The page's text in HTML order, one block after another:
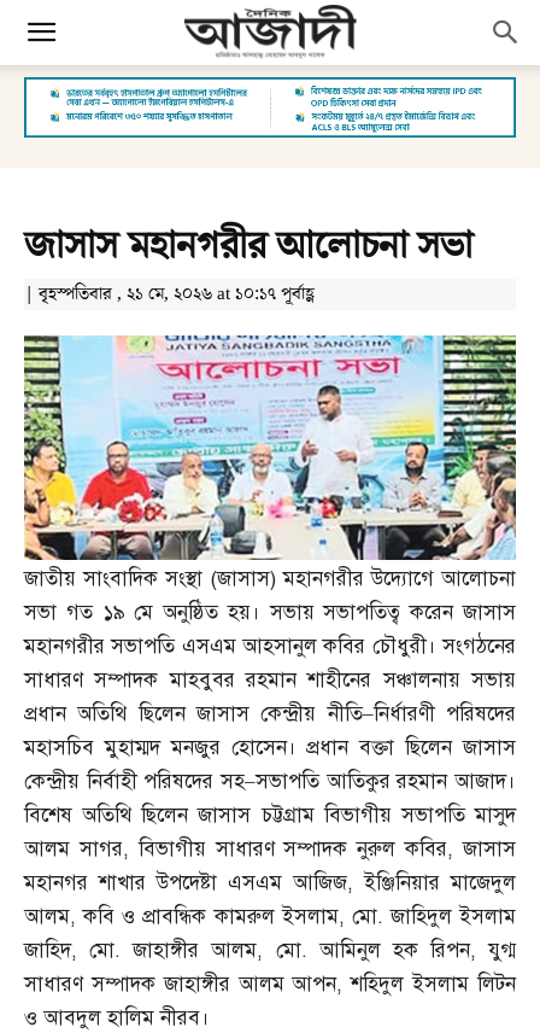
জাসাস মহানগরীর আলোচনা সভা
| বৃহস্পতিবার , ২১ মে, ২০২৬ at ১০:১৭ পূর্বাহ্ণ
জাতীয় সাংবাদিক সংস্থা (জাসাস)মহানগরীর উদ্যোগে আলোচনা
সভা গত ১৯ মে অনুষ্ঠিত হয়। সভায় সভাপতিত্ব করেন জাসাস
মহানগরীর সভাপতি এসএম আহসানুল কবির চৌধুরী। সংগঠনের
সাধারণ সম্পাদক মাহবুবর রহমান শাহীনের সঞ্চালনায় সভায়
প্রধান অতিথি ছিলেন জাসাস কেন্দ্রীয় নীতি–নির্ধারণী পরিষদের
মহাসচিব মুহাম্মদ মনজুর হোসেন। প্রধান বক্তা ছিলেন জাসাস
কেন্দ্রীয় নির্বাহী পরিষদের সহ–সভাপতি আতিকুর রহমান আজাদ।
বিশেষ অতিথি ছিলেন জাসাস চট্টগ্রাম বিভাগীয় সভাপতি মাসুদ
আলম সাগর,বিভাগীয় সাধারণ সম্পাদক নুরুল কবির,জাসাস
মহানগর শাখার উপদেষ্টা এসএম আজিজ,ইঞ্জিনিয়ার মাজেদুল
আলম,কবি ও প্রাবন্ধিক কামরুল ইসলাম, মো.জাহিদুল ইসলাম
জাহিদ,মো.জাহাঙ্গীর আলম, মো.আমিনুল হক রিপন,যুগ্ম
সাধারণ সম্পাদক জাহাঙ্গীর আলম আপন,শহিদুল ইসলাম লিটন
ও আবদুল হালিম নীরব।